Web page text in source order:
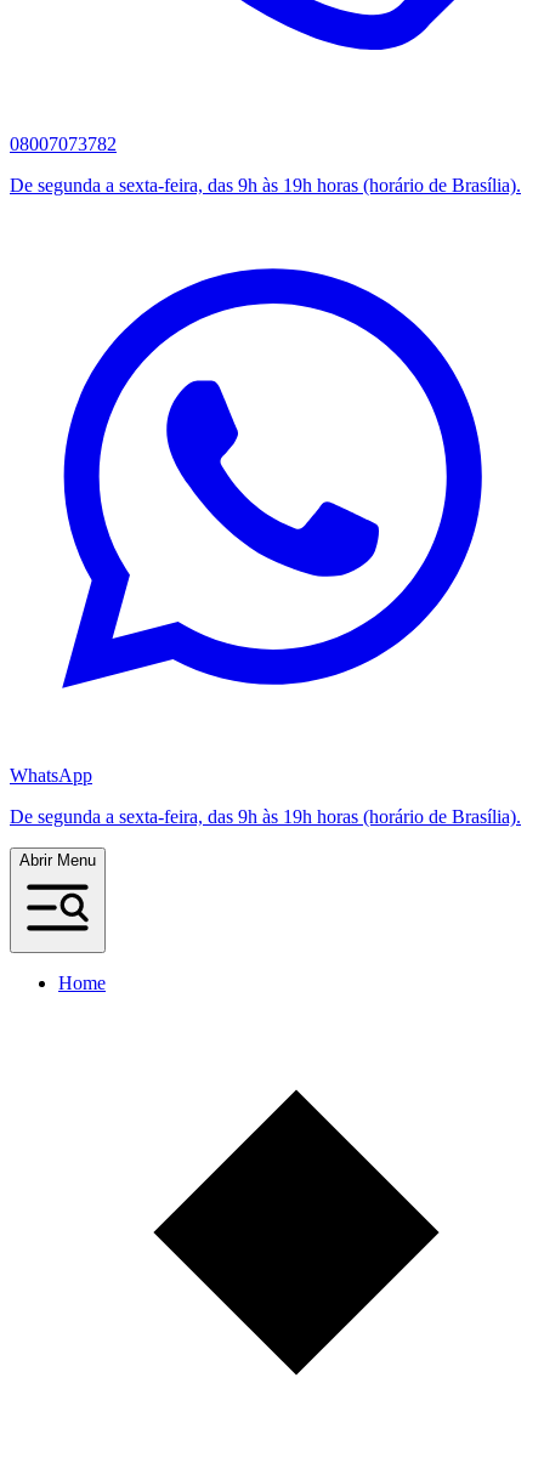
08007073782
De segunda a sexta-feira, das 9h às 19h horas (horário de Brasília).
WhatsApp
De segunda a sexta-feira, das 9h às 19h horas (horário de Brasília).
Abrir Menu
Home